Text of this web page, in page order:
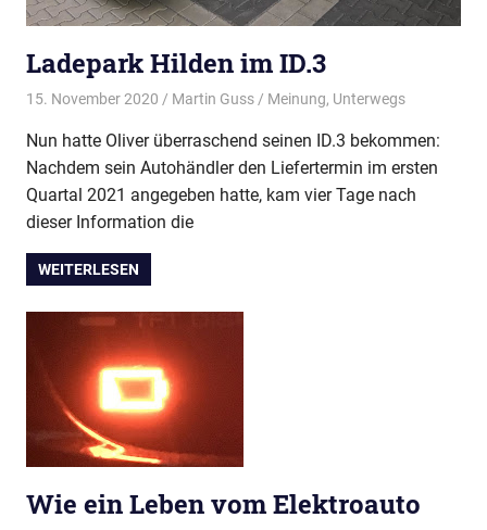
Ladepark Hilden im ID.3
15. November 2020 Martin Guss Meinung, Unterwegs
Nun hatte Oliver überraschend seinen ID.3 bekommen:
Nachdem sein Autohändler den Liefertermin im ersten
Quartal 2021 angegeben hatte, kam vier Tage nach
dieser Information die
WEITERLESEN
Wie ein Leben vom Elektroauto